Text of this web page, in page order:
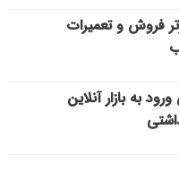
فروش و تعمیرات
به بازار آنلاین